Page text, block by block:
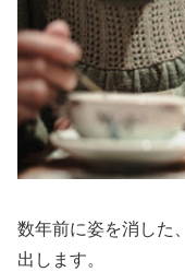
数年前に姿を消した
出します。